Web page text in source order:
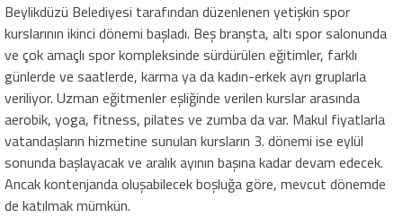
Beylikdüzü Belediyesi tarafından düzenlenen yetişkin spor
kurslarının ikinci dönemi başladı. Beş branşta, altı spor salonunda
ve çok amaçlı spor kompleksinde sürdürülen eğitimler, farklı
günlerde ve saatlerde, karma ya da kadın-erkek ayrı gruplarla
veriliyor. Uzman eğitmenler eşliğinde verilen kurslar arasında
aerobik, yoga, fitness, pilates ve zumba da var. Makul fiyatlarla
vatandaşların hizmetine sunulan kursların 3. dönemi ise eylül
sonunda başlayacak ve aralık ayının başına kadar devam edecek.
Ancak kontenjanda oluşabilecek boşluğa göre, mevcut dönemde
de katılmak mümkün.